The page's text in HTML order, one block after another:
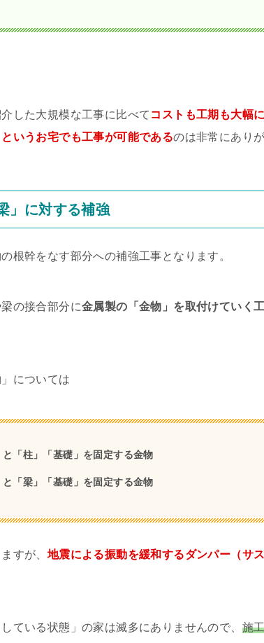
した大規模な工事に比べて コストも工期も大幅
いうお宅でも工事が可能であるのは非常にあり
」に対する補強
根幹をなす部分への補強工事となります。
の接合部分に金属製の「金物」を取付けていく
については
「柱」「基礎」を固定する金物
「梁」「基礎」を固定する金物
すが、 地震による振動を緩和するダンパー（サ
ている状態」の家は滅多にありませんので、 施